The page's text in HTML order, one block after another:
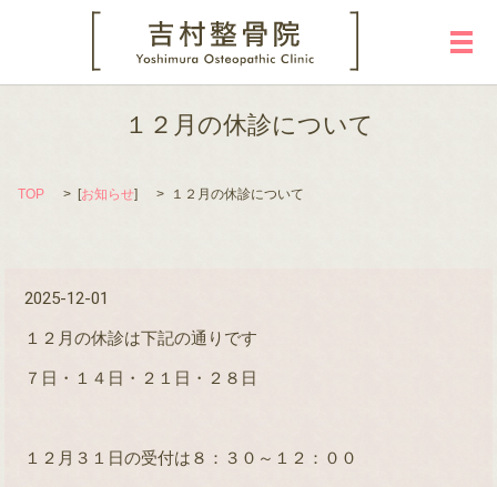
メ
１２月の休診について
TOP [お知らせ] １２月の休診について
2025-12-01
１２月の休診は下記の通りです
７日・１４日・２１日・２８日
１２月３１日の受付は８：３０～１２：００